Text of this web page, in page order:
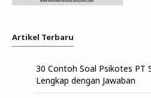
Artikel Terbaru
30 Contoh Soal Psikotes PT
Lengkap dengan Jawaban